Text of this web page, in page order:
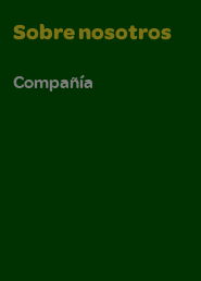
Sobre nosotros
Compañía